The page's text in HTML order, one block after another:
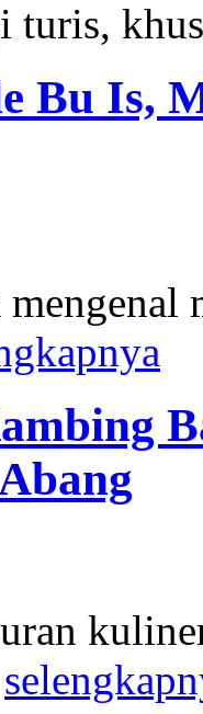
turis,
Bu Is,